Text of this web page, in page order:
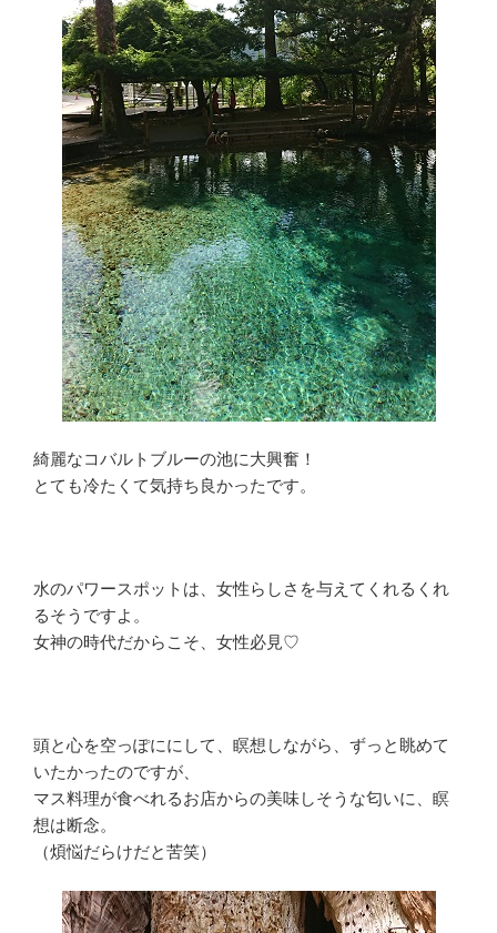
綺麗なコバルトブルーの池に大興奮！
とても冷たくて気持ち良かったです。
水のパワースポットは、女性らしさを与えてくれるくれ
るそうですよ。
女神の時代だからこそ、女性必見♡
頭と心を空っぽににして、瞑想しながら、ずっと眺めて
いたかったのですが、
マス料理が食べれるお店からの美味しそうな匂いに、瞑
想は断念。
（煩悩だらけだと苦笑）